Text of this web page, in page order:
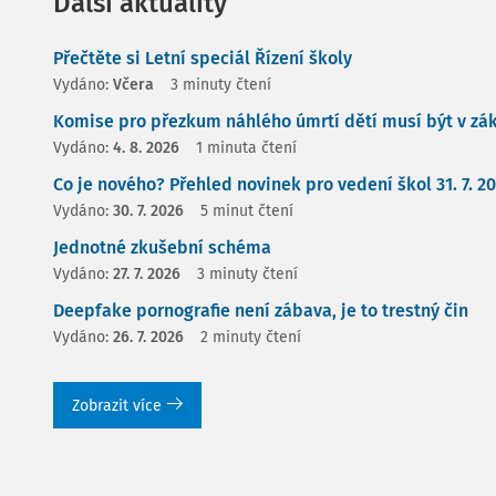
Přečtěte si Letní speciál Řízení školy
Vydáno: Včera 3 minuty čtení
Komise pro přezkum náhlého úmrtí dětí musí být v
Vydáno: 4. 8. 2026 1 minuta čtení
Co je nového? Přehled novinek pro vedení škol 31. 7.
Vydáno: 30. 7. 2026 5 minut čtení
Jednotné zkušební schéma
Vydáno: 27. 7. 2026 3 minuty čtení
Deepfake pornografie není zábava, je to trestný čin
Vydáno: 26. 7. 2026 2 minuty čtení
Zobrazit více